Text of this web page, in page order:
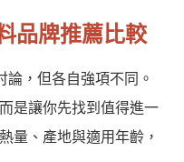
品牌推薦比較
，但各自強項不同。
是讓你先找到值得進一
量、產地與適用年齡，